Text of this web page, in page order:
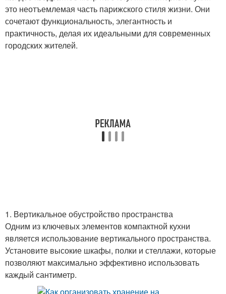
это неотъемлемая часть парижского стиля жизни. Они
сочетают функциональность, элегантность и
практичность, делая их идеальными для современных
городских жителей.
1. Вертикальное обустройство пространства
Одним из ключевых элементов компактной кухни
является использование вертикального пространства.
Установите высокие шкафы, полки и стеллажи, которые
позволяют максимально эффективно использовать
каждый сантиметр.